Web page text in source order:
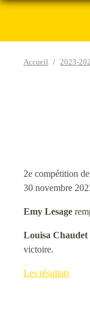
Accueil 2023-
2e compétition
30 novembre
Emy Lesage
Louisa Chaudet
victoire.
Les résultats